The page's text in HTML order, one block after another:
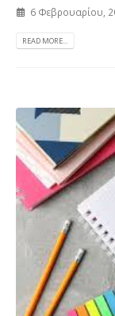
6 Φεβρουαρίου,
READ MORE...